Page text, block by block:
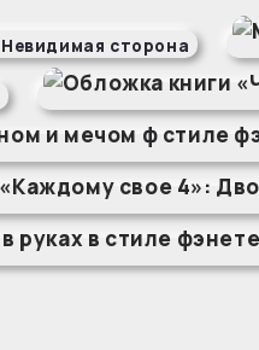
Невидимая сторона